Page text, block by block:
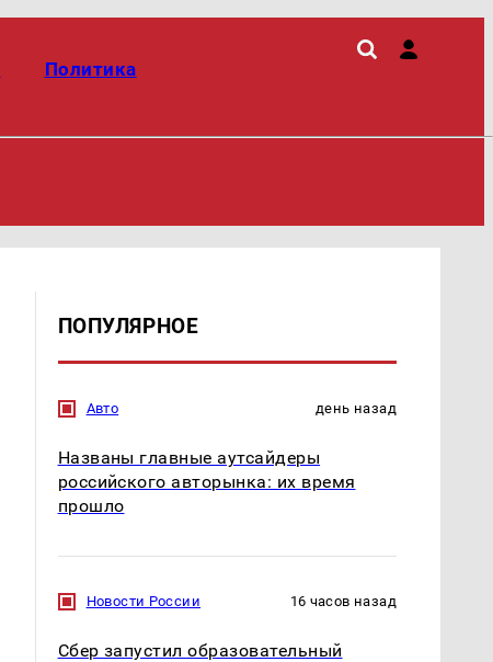
Политика
ПОПУЛЯРНОЕ
Авто день назад
Названы главные аутсайдеры
российского авторынка: их время
прошло
Новости России 16 часов назад
Сбер запустил образовательный